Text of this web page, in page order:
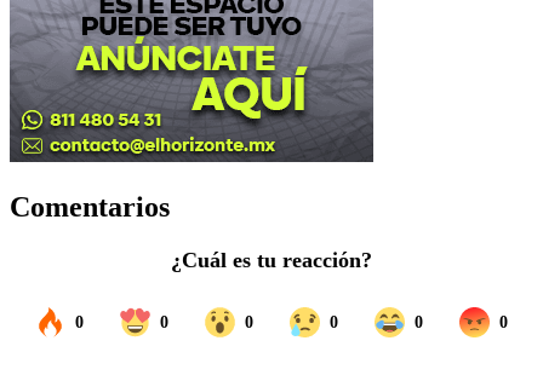
Comentarios